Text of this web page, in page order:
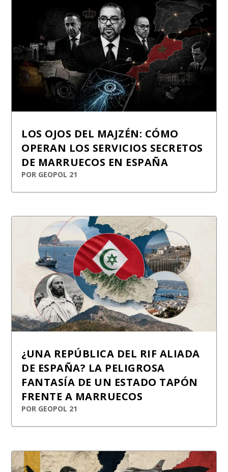
LOS OJOS DEL MAJZÉN: CÓMO
OPERAN LOS SERVICIOS SECRETOS
DE MARRUECOS EN ESPAÑA
POR GEOPOL 21
¿UNA REPÚBLICA DEL RIF ALIADA
DE ESPAÑA? LA PELIGROSA
FANTASÍA DE UN ESTADO TAPÓN
FRENTE A MARRUECOS
POR GEOPOL 21